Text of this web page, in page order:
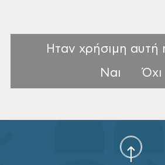
Ηταν χρήσιμη αυτή
Ναι
Όχι